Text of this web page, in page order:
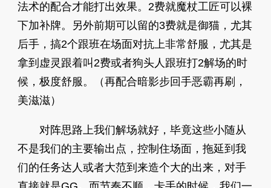
法术的配合才能打出效果。2费就魔杖工匠可以裸
下加补牌。另外前期可以留的3费就是御猫，尤其
后手，搞2个跟班在场面对抗上非常舒服，尤其是
拿到虚灵跟着叫2费或者狗头人跟班打2解场的时
候，极度舒服。（再配合暗影步回手恶霸再刷，
美滋滋）
对阵思路上我们解场就好，毕竟这些小随从
不是我们的主要输出点，控制住场面，拖延到我
们的任务达人或者大范到来造个大的出来，对手